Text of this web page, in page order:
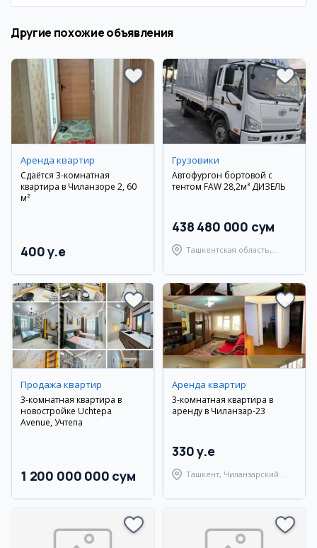
Другие похожие объявления
Аренда квартир
Сдаётся 3-комнатная
квартира в Чиланзоре 2, 60
м²
400 y.e
Грузовики
Автофургон бортовой с
тентом FAW 28,2м³ ДИЗЕЛЬ
438 480 000 сум
Ташкентская область,
Продажа квартир
3-комнатная квартира в
новостройке Uchtepa
Avenue, Учтепа
1 200 000 000 сум
Аренда квартир
3-комнатная квартира в
аренду в Чиланзар-23
330 y.e
Ташкент, Чиланзарский